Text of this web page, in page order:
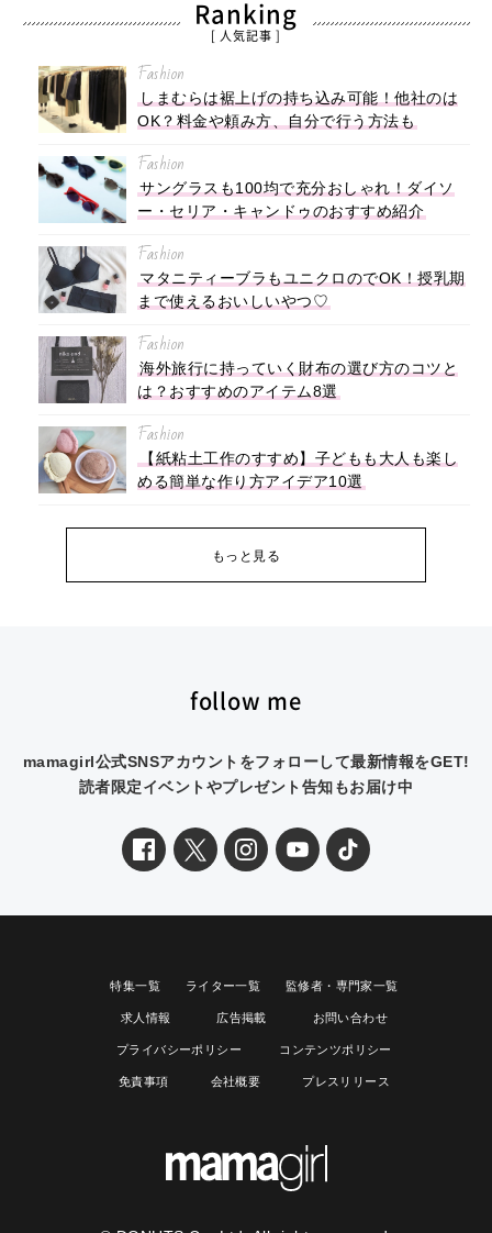
Ranking
[ 人気記事 ]
Fashion
しまむらは裾上げの持ち込み可能！他社のは
OK？料金や頼み方、自分で行う方法も
Fashion
サングラスも100均で充分おしゃれ！ダイソ
ー・セリア・キャンドゥのおすすめ紹介
Fashion
マタニティーブラもユニクロのでOK！授乳期
まで使えるおいしいやつ♡
Fashion
海外旅行に持っていく財布の選び方のコツと
は？おすすめのアイテム8選
Fashion
【紙粘土工作のすすめ】子どもも大人も楽し
める簡単な作り方アイデア10選
もっと見る
follow me
mamagirl公式SNSアカウントをフォローして最新情報をGET!
読者限定イベントやプレゼント告知もお届け中
特集一覧 ライター一覧 監修者・専門家一覧
求人情報 広告掲載 お問い合わせ
プライバシーポリシー コンテンツポリシー
免責事項 会社概要 プレスリリース